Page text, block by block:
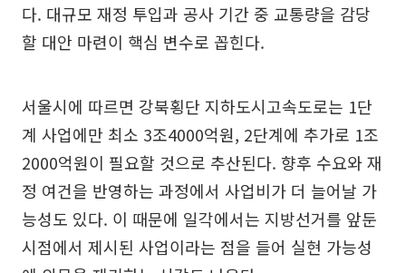
다. 대규모 재정 투입과 공사 기간 중 교통량을 감당
할 대안 마련이 핵심 변수로 꼽힌다.
서울시에 따르면 강북횡단 지하도시고속도로는 1단
계 사업에만 최소 3조4000억원, 2단계에 추가로 1조
2000억원이 필요할 것으로 추산된다. 향후 수요와 재
정 여건을 반영하는 과정에서 사업비가 더 늘어날 가
능성도 있다. 이 때문에 일각에서는 지방선거를 앞둔
시점에서 제시된 사업이라는 점을 들어 실현 가능성